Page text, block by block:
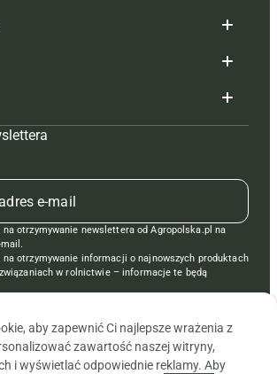
na otrzymywanie newslettera od Agropolska.pl na
na otrzymywanie informacji o najnowszych produktach
w rolnictwie – informacje te będą
aby zapewnić Ci najlepsze wrażenia z
zawartość naszej witryny,
i wyświetlać odpowiednie reklamy. Aby